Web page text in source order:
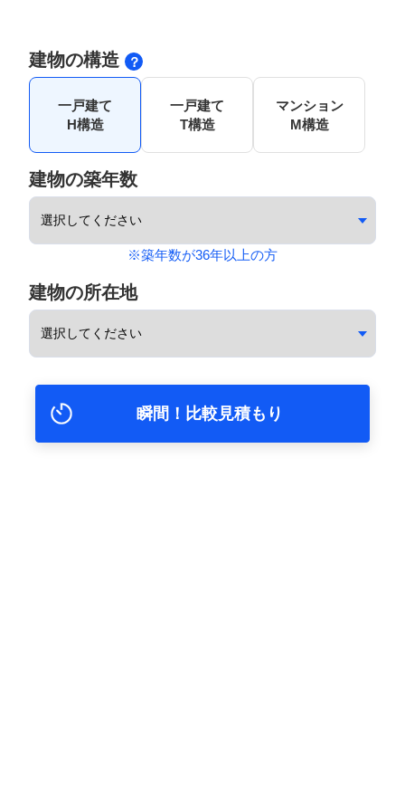
建物の構造
一戸建て
H構造
一戸建て
T構造
マンション
M構造
建物の築年数
※築年数が36年以上の方
建物の所在地
瞬間！比較見積もり